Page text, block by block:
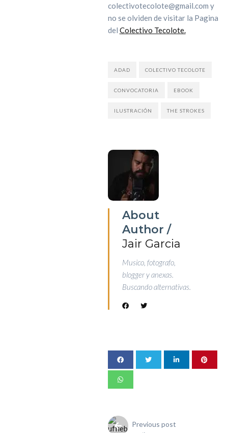
colectivotecolote@gmail.com y
no se olviden de visitar la Pagina
del Colectivo Tecolote.
ADAD COLECTIVO TECOLOTE
CONVOCATORIA EBOOK
ILUSTRACIÓN THE STROKES
About
Author /
Jair Garcia
Musico, fotografo,
blogger y anexas.
Buscando alternativas.
Previous post